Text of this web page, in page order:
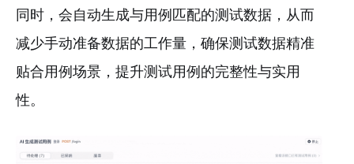
同时，会自动生成与用例匹配的测试数据，从而
减少手动准备数据的工作量，确保测试数据精准
贴合用例场景，提升测试用例的完整性与实用
性。